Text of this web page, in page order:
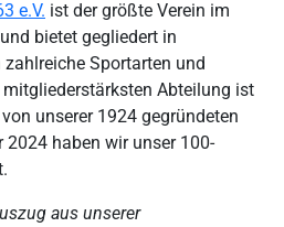
e.V. ist der größte Verein im
bietet gegliedert in
Sportarten und
Abteilung ist
unserer 1924 gegründeten
haben wir unser 100-
aus unserer